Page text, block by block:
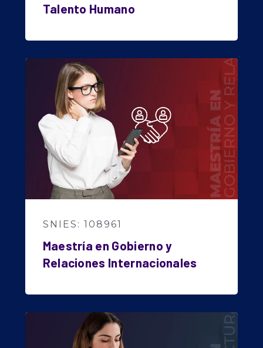
Talento Humano
SNIES: 108961
Maestría en Gobierno y
Relaciones Internacionales